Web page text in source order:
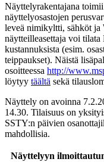
Näyttelyrakentajana
näyttelyosastojen
leveä nimikyltti, sähköt
näytteilleasettaja voi
kustannuksista (esim.
teippaukset). Näistä
osoitteessa http://
löytyy täältä sekä
Näyttely on avoinna
14.30. Tilaisuus on
SSTY:n päivien
mahdollisia.
Näyttelyyn